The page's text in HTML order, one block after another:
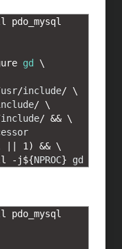
e
gd
\
usr/include/ \
/ \
include/ && \
1 ) && \
- j${NPROC} gd